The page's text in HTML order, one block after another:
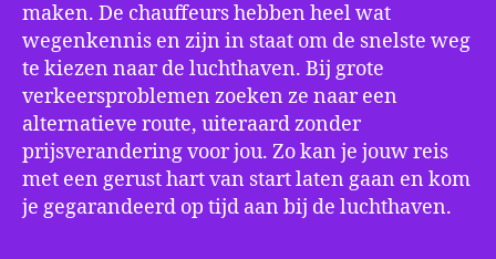
maken. De chauffeurs hebben heel wat
wegenkennis en zijn in staat om de snelste weg
te kiezen naar de luchthaven. Bij grote
verkeersproblemen zoeken ze naar een
alternatieve route, uiteraard zonder
prijsverandering voor jou. Zo kan je jouw reis
met een gerust hart van start laten gaan en kom
je gegarandeerd op tijd aan bij de luchthaven.